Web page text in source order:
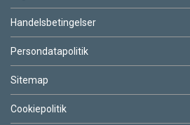
Handelsbetingelser
Persondatapolitik
Sitemap
Cookiepolitik